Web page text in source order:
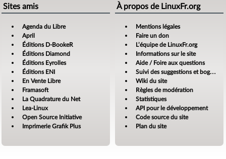
Sites amis
Agenda du Libre
April
Éditions D-BookeR
Éditions Diamond
Éditions Eyrolles
Éditions ENI
En Vente Libre
Framasoft
La Quadrature du Net
Lea-Linux
Open Source Initiative
Imprimerie Grafik Plus
À propos de LinuxFr.org
Mentions légales
Faire un don
L’équipe de LinuxFr.org
Informations sur le site
Aide / Foire aux questions
Suivi des suggestions et bogues
Wiki du site
Règles de modération
Statistiques
API pour le développement
Code source du site
Plan du site